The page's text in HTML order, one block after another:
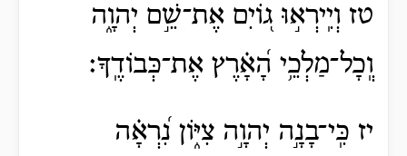
טז וְיִֽירְא֣וּ ג֭וֹיִם אֶת־שֵׁ֣ם יְהוָ֑ה
וְֽכָל־מַלְכֵ֥י הָ֝אָ֗רֶץ אֶת־כְּבוֹדֶֽךָ׃
יז כִּֽי־בָנָ֣ה יְהוָ֣ה צִיּ֑וֹן נִ֝רְאָ֗ה